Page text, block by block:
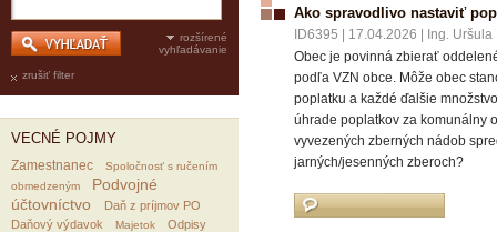
rozšírené
vyhľadávanie
zrušiť filter
VECNÉ POJMY
Zamestnanec
Spoločnosť s ručením
obmedzeným
Podvojné
účtovníctvo
Daň z príjmov PO
Daňový výdavok
Majetok
Odpisy
Ako spravodlivo nastaviť
ID6395 17.04.2026
Ing.
Obec je povinná zbierať
podľa VZN obce. Môže obec
poplatku a každé ďalšie
úhrade poplatkov za komunálny
vyvezených zberných nádob
jarných/jesenných zberoch?